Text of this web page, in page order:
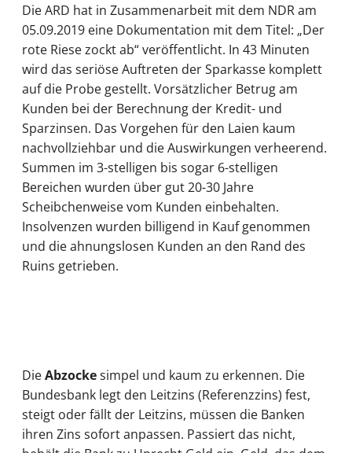
Die ARD hat in Zusammenarbeit mit dem NDR am
05.09.2019 eine Dokumentation mit dem Titel: „Der
rote Riese zockt ab“ veröffentlicht. In 43 Minuten
wird das seriöse Auftreten der Sparkasse komplett
auf die Probe gestellt. Vorsätzlicher Betrug am
Kunden bei der Berechnung der Kredit- und
Sparzinsen. Das Vorgehen für den Laien kaum
nachvollziehbar und die Auswirkungen verheerend.
Summen im 3-stelligen bis sogar 6-stelligen
Bereichen wurden über gut 20-30 Jahre
Scheibchenweise vom Kunden einbehalten.
Insolvenzen wurden billigend in Kauf genommen
und die ahnungslosen Kunden an den Rand des
Ruins getrieben.
DieAbzockesimpel und kaum zu erkennen. Die
Bundesbank legt den Leitzins (Referenzzins) fest,
steigt oder fällt der Leitzins, müssen die Banken
ihren Zins sofort anpassen. Passiert das nicht,